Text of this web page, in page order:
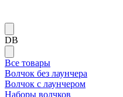
DB
Все товары
Волчок без лаунчера
Волчок с лаунчером
Наборы волчков